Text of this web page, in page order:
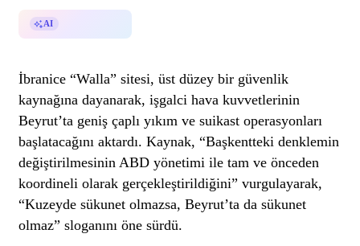
AI
İbranice “Walla” sitesi, üst düzey bir güvenlik
kaynağına dayanarak, işgalci hava kuvvetlerinin
Beyrut’ta geniş çaplı yıkım ve suikast operasyonları
başlatacağını aktardı. Kaynak, “Başkentteki denklemin
değiştirilmesinin ABD yönetimi ile tam ve önceden
koordineli olarak gerçekleştirildiğini” vurgulayarak,
“Kuzeyde sükunet olmazsa, Beyrut’ta da sükunet
olmaz” sloganını öne sürdü.